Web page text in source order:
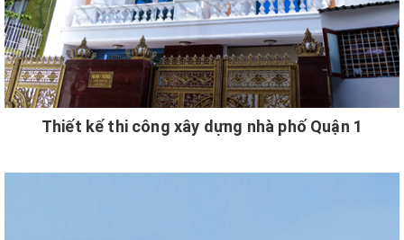
Thiết kế thi công xây dựng nhà phố Quận 1